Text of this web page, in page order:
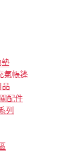
墊
氣帳篷
品
配件
列